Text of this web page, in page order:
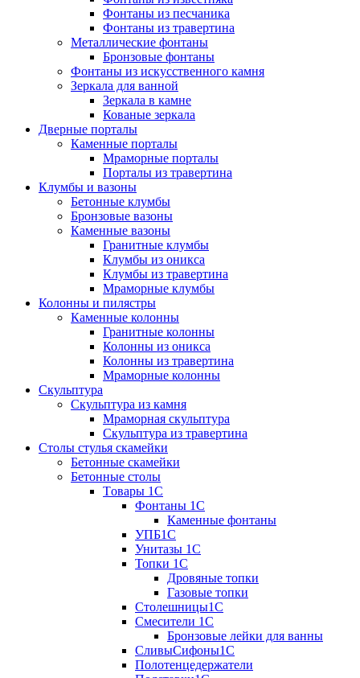
Фонтаны из песчаника
Фонтаны из травертина
Металлические фонтаны
Бронзовые фонтаны
Фонтаны из искусственного камня
Зеркала для ванной
Зеркала в камне
Кованые зеркала
Дверные порталы
Каменные порталы
Мраморные порталы
Порталы из травертина
Клумбы и вазоны
Бетонные клумбы
Бронзовые вазоны
Каменные вазоны
Гранитные клумбы
Клумбы из оникса
Клумбы из травертина
Мраморные клумбы
Колонны и пилястры
Каменные колонны
Гранитные колонны
Колонны из оникса
Колонны из травертина
Мраморные колонны
Скульптура
Скульптура из камня
Мраморная скульптура
Скульптура из травертина
Столы стулья скамейки
Бетонные скамейки
Бетонные столы
Tовары 1C
Фонтаны 1C
Каменные фонтаны
УПБ1С
Унитазы 1С
Топки 1С
Дровяные топки
Газовые топки
Столешницы1С
Смесители 1С
Бронзовые лейки для ванны
СливыСифоны1С
Полотенцедержатели